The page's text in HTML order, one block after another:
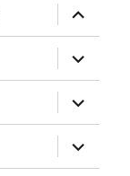
öffnen
öffnen
öffnen
öffnen